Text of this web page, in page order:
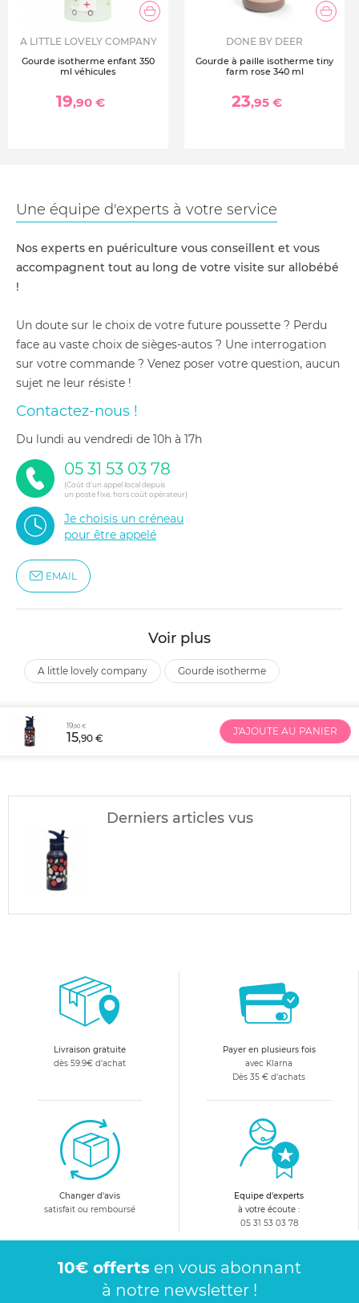
A LITTLE LOVELY COMPANY
Gourde isotherme enfant 350
ml véhicules
19,90 €
DONE BY DEER
Gourde à paille isotherme tiny
farm rose 340 ml
23,95 €
Une équipe d'experts à votre service
Nos experts en puériculture vous conseillent et vous
accompagnent tout au long de votre visite sur allobébé
!
Un doute sur le choix de votre future poussette ? Perdu
face au vaste choix de sièges-autos ? Une interrogation
sur votre commande ? Venez poser votre question, aucun
sujet ne leur résiste !
Contactez-nous !
du lundi au vendredi de 10h à 17h
05 31 53 03 78
(Coût d'un appel local depuis
un poste fixe, hors coût opérateur)
Je choisis un créneau
pour être appelé
EMAIL
Voir plus
a little lovely company gourde isotherme
19,90 €
15,90 €
J'AJOUTE AU PANIER
Derniers articles vus
Livraison gratuite
dès 59.9€ d'achat
Payer en plusieurs fois
avec Klarna
Dès 35 € d'achats
Changer d'avis
satisfait ou remboursé
Equipe d'experts
à votre écoute :
05 31 53 03 78
10€ offerts en vous abonnant
à notre newsletter !